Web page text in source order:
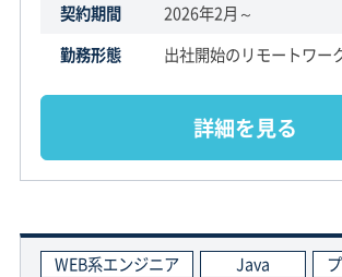
契約期間
2026年2月～
勤務形態
出社開始のリモートワー
詳細を見る
WEB系エンジニア Java